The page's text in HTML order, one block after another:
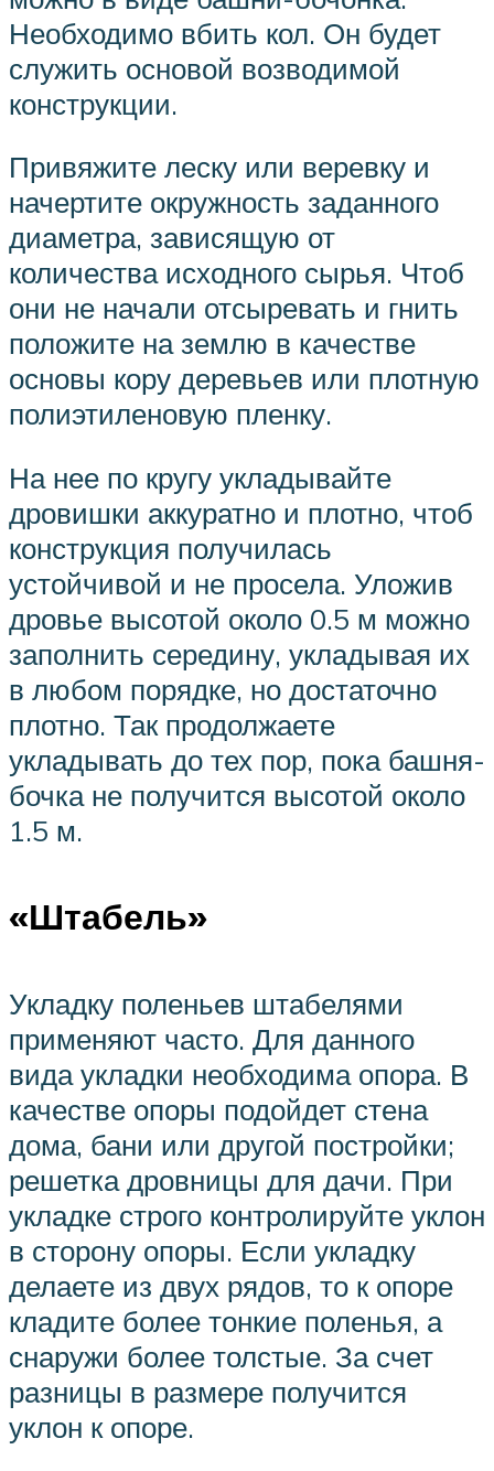
Необходимо вбить кол. Он будет
служить основой возводимой
конструкции.
Привяжите леску или веревку и
начертите окружность заданного
диаметра, зависящую от
количества исходного сырья. Чтоб
они не начали отсыревать и гнить
положите на землю в качестве
основы кору деревьев или плотную
полиэтиленовую пленку.
На нее по кругу укладывайте
дровишки аккуратно и плотно, чтоб
конструкция получилась
устойчивой и не просела. Уложив
дровье высотой около 0.5 м можно
заполнить середину, укладывая их
в любом порядке, но достаточно
плотно. Так продолжаете
укладывать до тех пор, пока башня-
бочка не получится высотой около
1.5 м.
«Штабель»
Укладку поленьев штабелями
применяют часто. Для данного
вида укладки необходима опора. В
качестве опоры подойдет стена
дома, бани или другой постройки;
решетка дровницы для дачи. При
укладке строго контролируйте уклон
в сторону опоры. Если укладку
делаете из двух рядов, то к опоре
кладите более тонкие поленья, а
снаружи более толстые. За счет
разницы в размере получится
уклон к опоре.